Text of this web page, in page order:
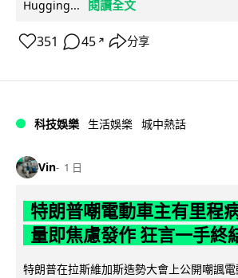
Hugging...
閱讀全文
351 45 ↗ 分享
科技娛樂 生活娛樂 城中熱話
Vin 1 日
特朗普嘲電動車主有里程
量即焦慮發作 狂言一手終
特朗普在拉斯維加斯造勢大會上公開嘲諷